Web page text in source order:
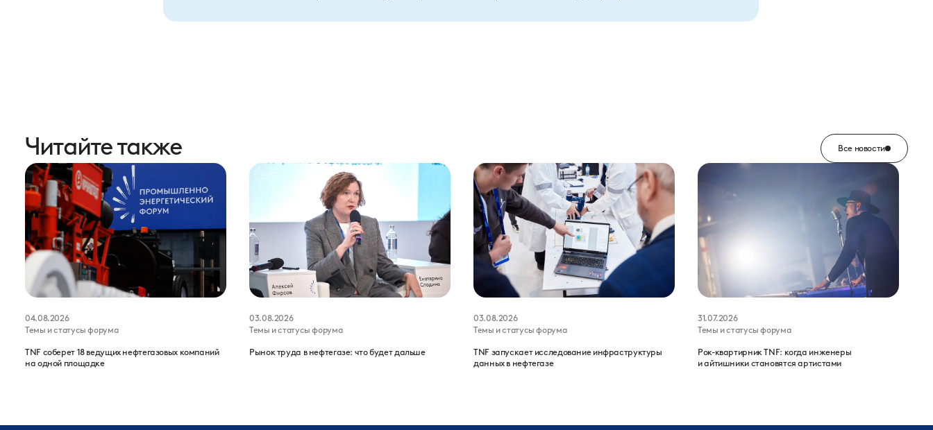
Читайте также Все новости
04.08.2026
Темы и статусы форума
TNF соберет 18 ведущих нефтегазовых компаний
на одной площадке
03.08.2026
Темы и статусы форума
Рынок труда в нефтегазе: что будет дальше
03.08.2026
Темы и статусы форума
TNF запускает исследование инфраструктуры
данных в нефтегазе
31.07.2026
Темы и статусы форума
Рок-квартирник TNF: когда инженеры
и айтишники становятся артистами